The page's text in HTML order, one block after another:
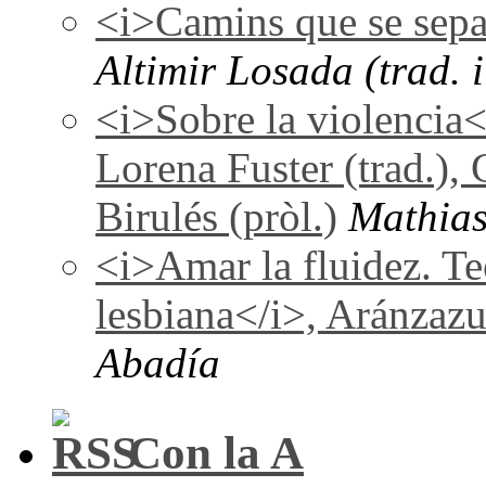
<i>Camins que se
Altimir Losada (trad.
<i>Sobre la
Lorena Fuster (trad.),
Birulés (pròl.)
<i>Amar la fluidez.
lesbiana</i>,
Abadía
Con la A